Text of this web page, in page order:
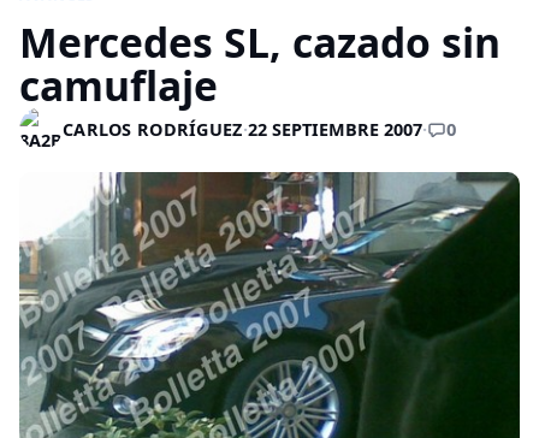
Mercedes SL, cazado sin
camuflaje
CARLOS RODRÍGUEZ·22 SEPTIEMBRE 2007· 0